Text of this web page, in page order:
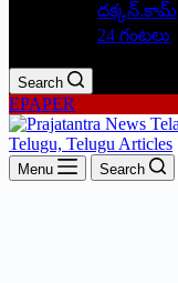
దక్కన్.కామ్
24 గంటలు
Search
EPAPER
Menu Search